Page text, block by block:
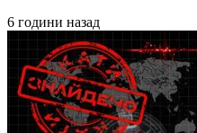
6 години назад